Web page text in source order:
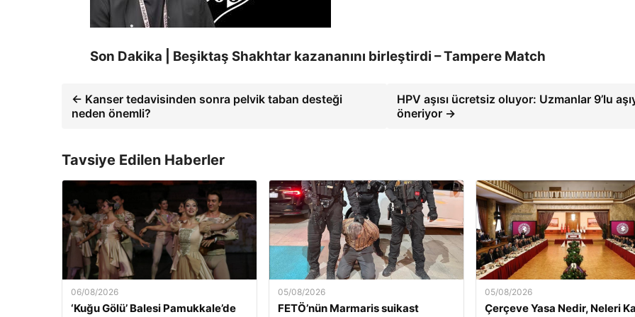
Son Dakika | Beşiktaş Shakhtar kazananını birleştirdi – Tampere Match
← Kanser tedavisinden sonra pelvik taban desteği
neden önemli?
HPV aşısı ücretsiz oluyor: Uzmanlar 9’lu
öneriyor →
Tavsiye Edilen Haberler
06/08/2026
‘Kuğu Gölü’ Balesi Pamukkale’de
05/08/2026
FETÖ’nün Marmaris suikast
05/08/2026
Çerçeve Yasa Nedir, Neleri